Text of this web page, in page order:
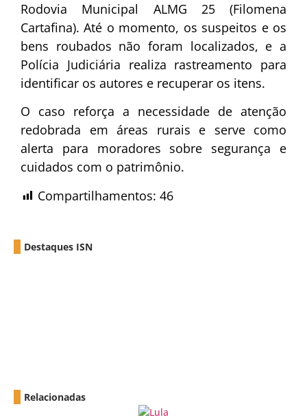
Rodovia Municipal ALMG 25 (Filomena
Cartafina). Até o momento, os suspeitos e os
bens roubados não foram localizados, e a
Polícia Judiciária realiza rastreamento para
identificar os autores e recuperar os itens.
O caso reforça a necessidade de atenção
redobrada em áreas rurais e serve como
alerta para moradores sobre segurança e
cuidados com o patrimônio.
Compartilhamentos: 46
Destaques ISN
Relacionadas